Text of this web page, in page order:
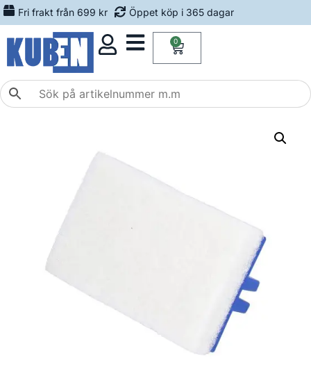
Fri frakt från 699 kr Öppet köp i 365 dagar
0